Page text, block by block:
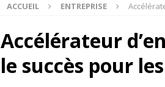
ACCUEIL ENTREPRISE
Accélérateur
le succès pour